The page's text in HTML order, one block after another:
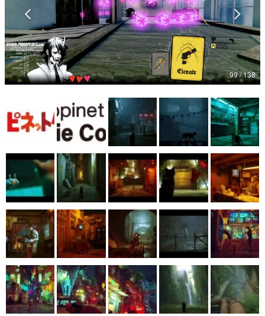
アプリレビュー
その他
電ファミニコゲーマーとは？
運営：株式会社マレ
99 / 138